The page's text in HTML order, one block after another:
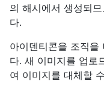
의 해시에서 생성되
다.
아이덴티콘을 조직을
다. 새 이미지를 업로
여 이미지를 대체할